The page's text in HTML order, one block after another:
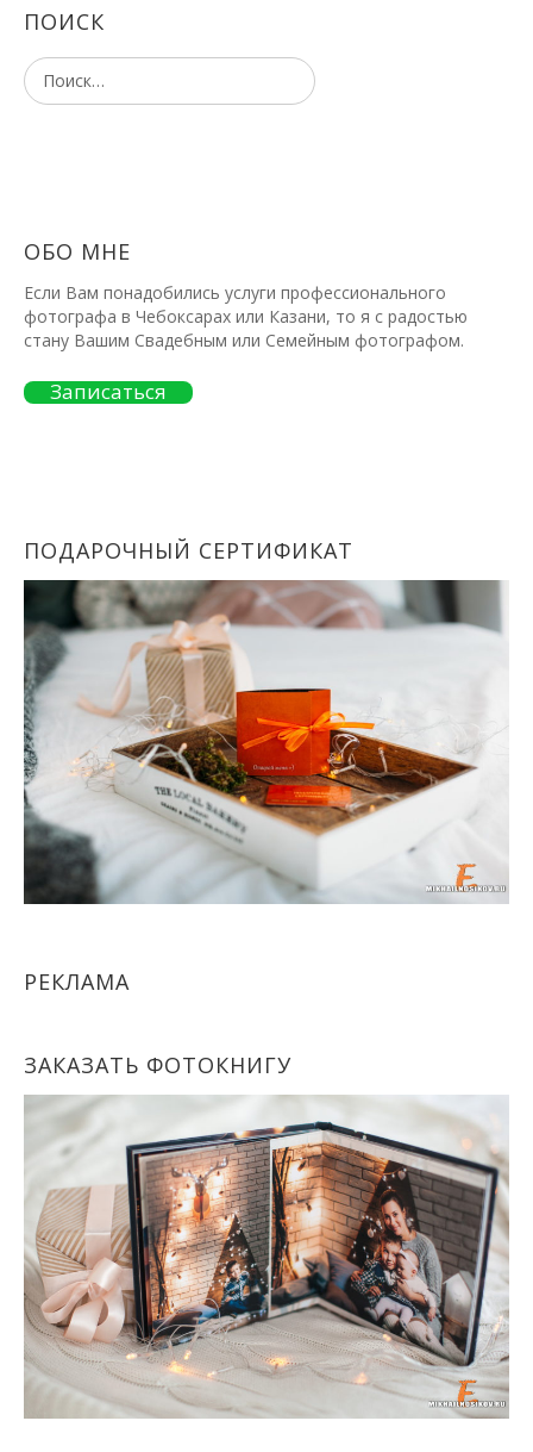
ПОИСК
ОБО МНЕ
Если Вам понадобились услуги профессионального
фотографа в Чебоксарах или Казани, то я с радостью
стану Вашим Свадебным или Семейным фотографом.
Записаться
ПОДАРОЧНЫЙ СЕРТИФИКАТ
РЕКЛАМА
ЗАКАЗАТЬ ФОТОКНИГУ